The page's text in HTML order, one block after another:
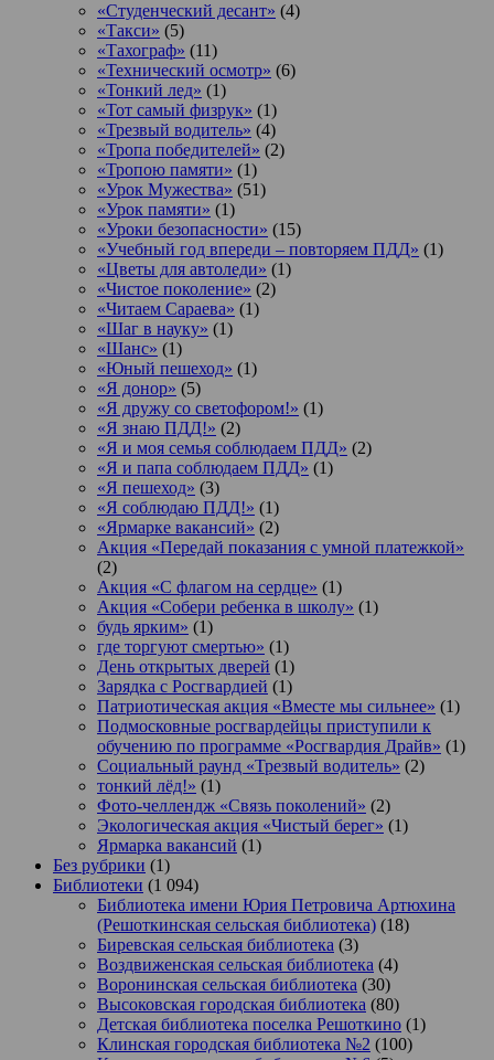
«Студенческий десант» (4)
«Такси» (5)
«Тахограф» (11)
«Технический осмотр» (6)
«Тонкий лед» (1)
«Тот самый физрук» (1)
«Трезвый водитель» (4)
«Тропа победителей» (2)
«Тропою памяти» (1)
«Урок Мужества» (51)
«Урок памяти» (1)
«Уроки безопасности» (15)
«Учебный год впереди – повторяем ПДД» (1)
«Цветы для автоледи» (1)
«Чистое поколение» (2)
«Читаем Сараева» (1)
«Шаг в науку» (1)
«Шанс» (1)
«Юный пешеход» (1)
«Я донор» (5)
«Я дружу со светофором!» (1)
«Я знаю ПДД!» (2)
«Я и моя семья соблюдаем ПДД» (2)
«Я и папа соблюдаем ПДД» (1)
«Я пешеход» (3)
«Я соблюдаю ПДД!» (1)
«Ярмарке вакансий» (2)
Акция «Передай показания с умной платежкой»
(2)
Акция «С флагом на сердце» (1)
Акция «Собери ребенка в школу» (1)
будь ярким» (1)
где торгуют смертью» (1)
День открытых дверей (1)
Зарядка с Росгвардией (1)
Патриотическая акция «Вместе мы сильнее» (1)
Подмосковные росгвардейцы приступили к
обучению по программе «Росгвардия Драйв» (1)
Социальный раунд «Трезвый водитель» (2)
тонкий лёд!» (1)
Фото-челлендж «Связь поколений» (2)
Экологическая акция «Чистый берег» (1)
Ярмарка вакансий (1)
Без рубрики (1)
Библиотеки (1 094)
Библиотека имени Юрия Петровича Артюхина
(Решоткинская сельская библиотека) (18)
Биревская сельская библиотека (3)
Воздвиженская сельская библиотека (4)
Воронинская сельская библиотека (30)
Высоковская городская библиотека (80)
Детская библиотека поселка Решоткино (1)
Клинская городская библиотека №2 (100)